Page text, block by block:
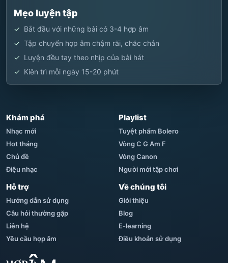
Mẹo luyện tập
Bắt đầu với những bài có 3-4 hợp âm
Tập chuyển hợp âm chậm rãi, chắc chắn
Luyện đều tay theo nhịp của bài hát
Kiên trì mỗi ngày 15-20 phút
Khám phá
Nhạc mới
Hot tháng
Chủ đề
Điệu nhạc
Playlist
Tuyệt phẩm Bolero
Vòng C G Am F
Vòng Canon
Người mới tập chơi
Hỗ trợ
Hướng dẫn sử dụng
Câu hỏi thường gặp
Liên hệ
Yêu cầu hợp âm
Về chúng tôi
Giới thiệu
Blog
E-learning
Điều khoản sử dụng